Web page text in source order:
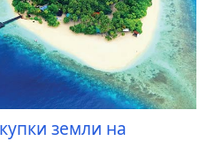
земли на